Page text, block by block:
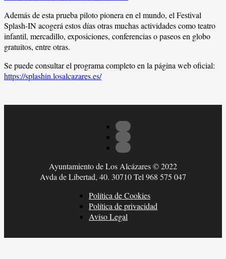
Además de esta prueba piloto pionera en el mundo, el Festival
Splash-IN acogerá estos días otras muchas actividades como teatro
infantil, mercadillo, exposiciones, conferencias o paseos en globo
gratuitos, entre otras.
Se puede consultar el programa completo en la página web oficial:
https://splashin.losalcazares.es/
Ayuntamiento de Los Alcázares © 2022
Avda de Libertad, 40. 30710 Tel 968 575 047
Política de Cookies
Política de privacidad
Aviso Legal